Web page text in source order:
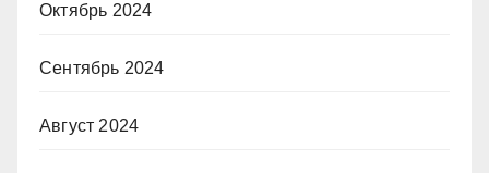
Октябрь 2024
Сентябрь 2024
Август 2024